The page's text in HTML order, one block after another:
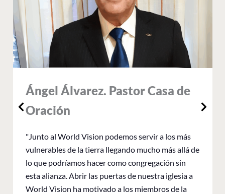
Ángel Álvarez. Pastor Casa de
Oración
"Junto al World Vision podemos servir a los más
vulnerables de la tierra llegando mucho más allá de
lo que podríamos hacer como congregación sin
esta alianza. Abrir las puertas de nuestra iglesia a
World Vision ha motivado a los miembros de la